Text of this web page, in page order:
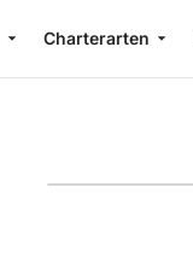
Charterarten